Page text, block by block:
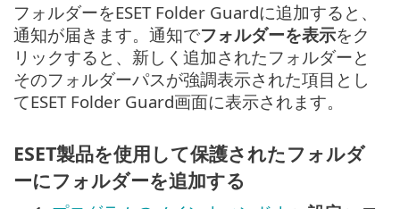
フォルダーをESET Folder Guardに追加すると、
通知が届きます。通知でフォルダーを表示をク
リックすると、新しく追加されたフォルダーと
そのフォルダーパスが強調表示された項目とし
てESET Folder Guard画面に表示されます。
ESET製品を使用して保護されたフォルダ
ーにフォルダーを追加する